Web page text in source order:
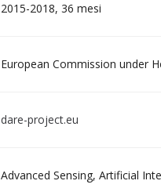
2015-2018, 36 mesi
European Commission under
dare-project.eu
Advanced Sensing, Artificial